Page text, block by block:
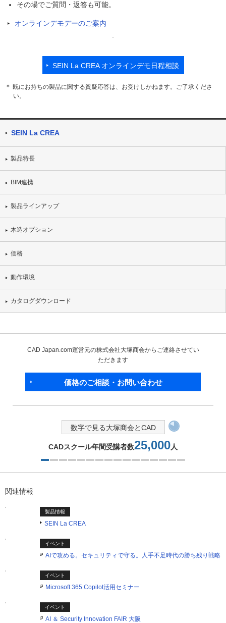
その場でご質問・返答も可能。
オンラインデモデーのご案内
SEIN La CREA オンラインデモ日程相談
＊ 既にお持ちの製品に関する質疑応答は、お受けしかねます。ご了承くださ
い。
SEIN La CREA
製品特長
BIM連携
製品ラインアップ
木造オプション
価格
動作環境
カタログダウンロード
CAD Japan.com運営元の株式会社大塚商会からご連絡させてい
ただきます
価格のご相談・お問い合わせ
数字で見る大塚商会とCAD
CADスクール年間受講者数25,000人
関連情報
製品情報
SEIN La CREA
イベント
AIで攻める。セキュリティで守る。人手不足時代の勝ち残り戦略
イベント
Microsoft 365 Copilot活用セミナー
イベント
AI ＆ Security Innovation FAIR 大阪